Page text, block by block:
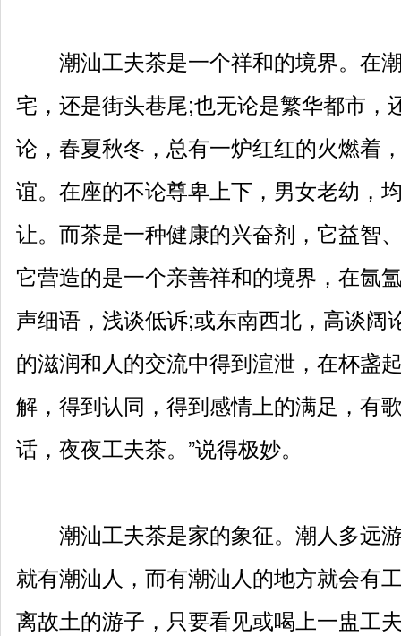
潮汕工夫茶是一个祥和的境界。在
宅，还是街头巷尾;也无论是繁华都市，
论，春夏秋冬，总有一炉红红的火燃着
谊。在座的不论尊卑上下，男女老幼，
让。而茶是一种健康的兴奋剂，它益智
它营造的是一个亲善祥和的境界，在氤
声细语，浅谈低诉;或东南西北，高谈阔
的滋润和人的交流中得到渲泄，在杯盏
解，得到认同，得到感情上的满足，有
话，夜夜工夫茶。”说得极妙。
潮汕工夫茶是家的象征。潮人多远
就有潮汕人，而有潮汕人的地方就会有
离故土的游子，只要看见或喝上一盅工